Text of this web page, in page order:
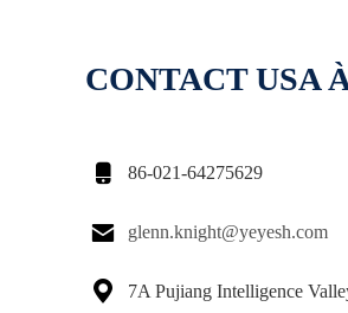
CONTACT USA
 86-021-64275629
 glenn.knight@yeyesh.com

7A Pujiang Intelligence